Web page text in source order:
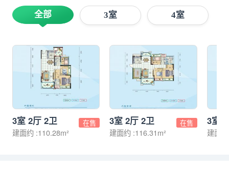
全部 3室 4室
3室 2厅 2卫
建面约 :110.28m²
在售 3室 2厅 2卫
建面约 :116.31m²
在售 3室
建面